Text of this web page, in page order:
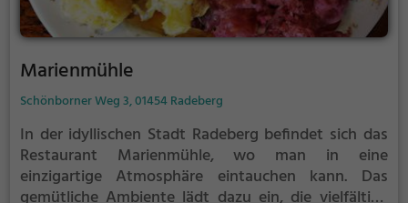
Marienmühle
Schönborner Weg 3, 01454 Radeberg
In der idyllischen Stadt Radeberg befindet sich das
Restaurant Marienmühle, wo man in eine
einzigartige Atmosphäre eintauchen kann. Das
gemütliche Ambiente lädt dazu ein, die vielfältige